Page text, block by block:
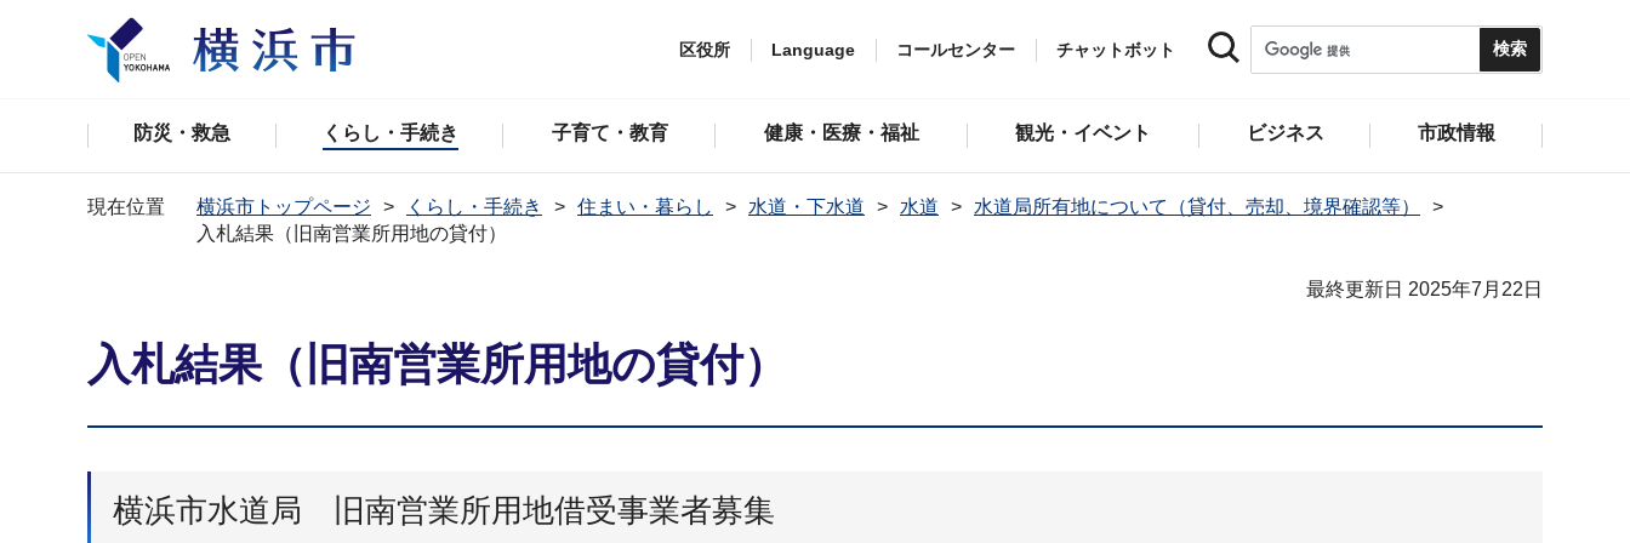
区役所 Language コールセンター チャットボット
防災・救急 くらし・手続き 子育て・教育 健康・医療・福祉 観光・イベント ビジネス 市政情報
現在位置 横浜市トップページ くらし・手続き 住まい・暮らし 水道・下水道 水道
水道局所有地について（貸付、売却、境界確認等）
入札結果（旧南営業所用地の貸付）
最終更新日 2025年7月22日
入札結果（旧南営業所用地の貸付）
横浜市水道局 旧南営業所用地借受事業者募集